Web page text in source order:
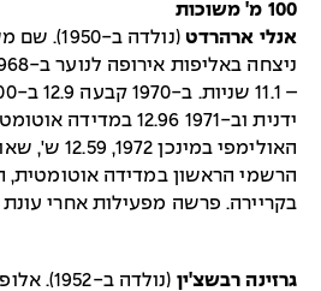
100 מ' משוכות
אנלי ארהרדט
(נולדה ב-
ידנית וב-1971 12.96
האולימפי
הרשמי הראשון במדידה אוטומטית,
בקריירה. פרשה מפעילות אחרי עונת
גרזינה רבשצ'ין
(נולדה ב-